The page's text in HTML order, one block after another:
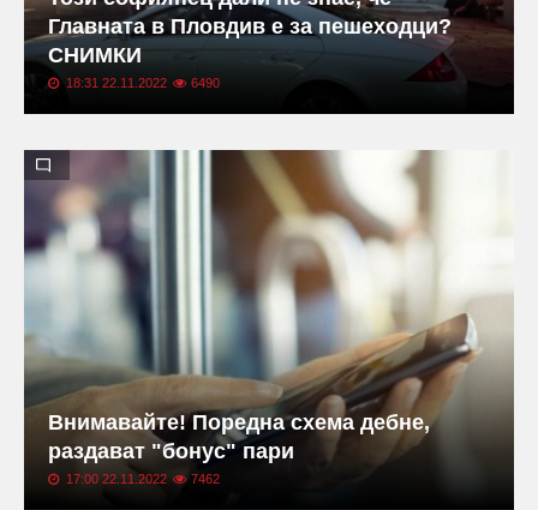
Главната в Пловдив е за пешеходци?
СНИМКИ
18:31 22.11.2022 6490
Внимавайте! Поредна схема дебне,
раздават "бонус" пари
17:00 22.11.2022 7462